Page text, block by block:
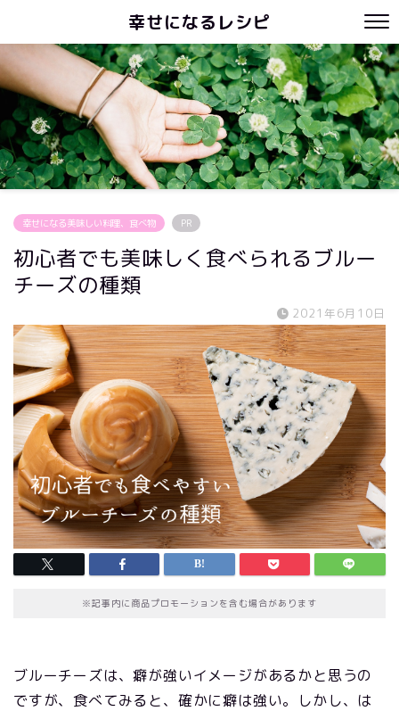
幸せになるレシピ
幸せになる美味しい料理、食べ物 PR
初心者でも美味しく食べられるブルー
チーズの種類
2021年6月10日
※記事内に商品プロモーションを含む場合があります
ブルーチーズは、癖が強いイメージがあるかと思うの
ですが、食べてみると、確かに癖は強い。しかし、は